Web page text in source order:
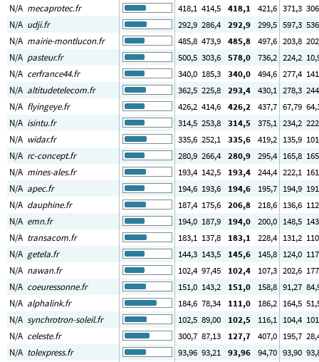
N/A mecaprotec.fr 418,1 414,5 418,1 421,6 371,3 306
N/A udji.fr 292,9 286,4 292,9 299,5 597,3 536
N/A mairie-montlucon.fr 485,8 473,9 485,8 497,6 203,8 202
N/A pasteur.fr 500,5 303,6 578,0 736,2 224,2 10
N/A cerfrance44.fr 340,0 185,3 340,0 494,6 277,4 141
N/A altitudetelecom.fr 362,5 225,8 293,4 430,1 278,3 244
N/A flyingeye.fr 426,2 414,6 426,2 437,7 67,79 64
N/A isintu.fr 314,5 253,8 314,5 375,1 234,2 222
N/A widar.fr 335,6 252,1 335,6 419,2 135,9 101
N/A rc-concept.fr 280,9 266,4 280,9 295,4 165,8 165
N/A mines-ales.fr 193,4 142,5 193,4 244,4 222,1 161
N/A apec.fr 194,6 193,6 194,6 195,7 194,9 191
N/A dauphine.fr 187,4 175,6 206,8 218,6 136,6 112
N/A emn.fr 194,0 187,9 194,0 200,0 148,5 143
N/A transacom.fr 183,1 137,8 183,1 228,4 131,2 110
N/A getela.fr 144,3 143,5 145,6 145,8 124,0 117
N/A nawan.fr 102,4 97,45 102,4 107,3 202,6 177
N/A coeuressonne.fr 151,0 143,2 151,0 158,8 91,27 84
N/A alphalink.fr 184,6 78,34 111,0 186,2 164,5 51
N/A synchrotron-soleil.fr 102,5 89,00 102,5 116,1 104,4 101
N/A celeste.fr 300,7 87,13 127,7 407,0 195,7 28
N/A tolexpress.fr 93,96 93,21 93,96 94,70 93,90 93